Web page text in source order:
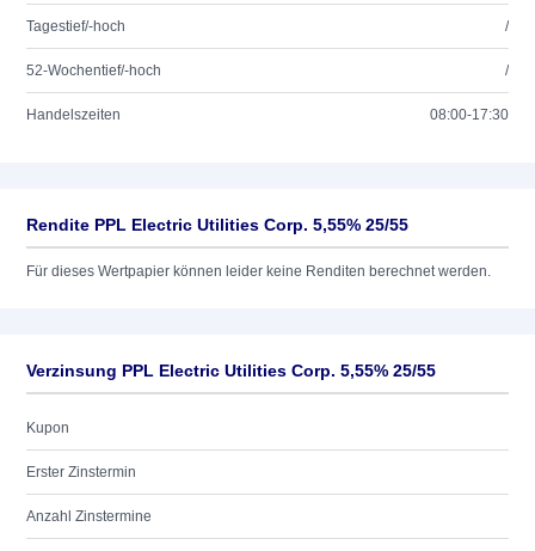
Tagestief/-hoch /
52-Wochentief/-hoch /
Handelszeiten 08:00-17:30
Rendite PPL Electric Utilities Corp. 5,55% 25/55
Für dieses Wertpapier können leider keine Renditen berechnet werden.
Verzinsung PPL Electric Utilities Corp. 5,55% 25/55
Kupon
Erster Zinstermin
Anzahl Zinstermine